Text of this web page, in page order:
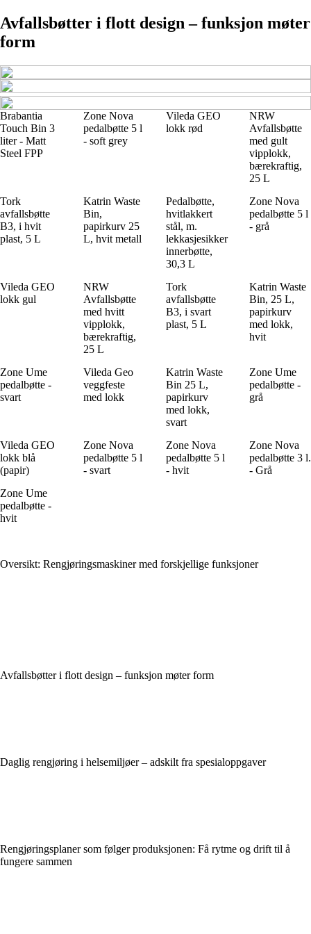
Avfallsbøtter i flott design – funksjon møter
form
Brabantia
Touch Bin 3
liter - Matt
Steel FPP
Zone Nova
pedalbøtte 5 l
- soft grey
Vileda GEO
lokk rød
NRW
Avfallsbøtte
med gult
vipplokk,
bærekraftig,
25 L
Tork
avfallsbøtte
B3, i hvit
plast, 5 L
Katrin Waste
Bin,
papirkurv 25
L, hvit metall
Pedalbøtte,
hvitlakkert
stål, m.
lekkasjesikker
innerbøtte,
30,3 L
Zone Nova
pedalbøtte 5 l
- grå
Vileda GEO
lokk gul
NRW
Avfallsbøtte
med hvitt
vipplokk,
bærekraftig,
25 L
Tork
avfallsbøtte
B3, i svart
plast, 5 L
Katrin Waste
Bin, 25 L,
papirkurv
med lokk,
hvit
Zone Ume
pedalbøtte -
svart
Vileda Geo
veggfeste
med lokk
Katrin Waste
Bin 25 L,
papirkurv
med lokk,
svart
Zone Ume
pedalbøtte -
grå
Vileda GEO
lokk blå
(papir)
Zone Nova
pedalbøtte 5 l
- svart
Zone Nova
pedalbøtte 5 l
- hvit
Zone Nova
pedalbøtte 3 l.
- Grå
Zone Ume
pedalbøtte -
hvit
Oversikt: Rengjøringsmaskiner med forskjellige funksjoner
Avfallsbøtter i flott design – funksjon møter form
Daglig rengjøring i helsemiljøer – adskilt fra spesialoppgaver
Rengjøringsplaner som følger produksjonen: Få rytme og drift til å
fungere sammen